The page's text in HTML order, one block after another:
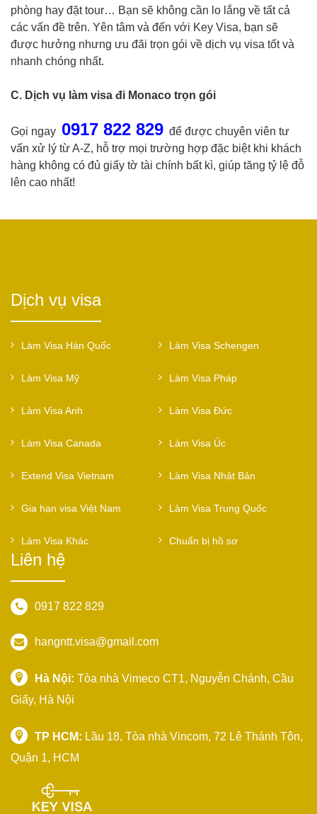
phòng hay đặt tour… Bạn sẽ không cần lo lắng về tất cả
các vấn đề trên. Yên tâm và đến với Key Visa, bạn sẽ
được hưởng nhưng ưu đãi trọn gói về dịch vụ visa tốt và
nhanh chóng nhất.
C. Dịch vụ làm visa đi Monaco trọn gói
Gọi ngay 0917 822 829 để được chuyên viên tư
vấn xử lý từ A-Z, hỗ trợ mọi trường hợp đặc biệt khi khách
hàng không có đủ giấy tờ tài chính bất kì, giúp tăng tỷ lệ đỗ
lên cao nhất!
Dịch vụ visa
Làm Visa Hàn Quốc Làm Visa Schengen
Làm Visa Mỹ Làm Visa Pháp
Làm Visa Anh Làm Visa Đức
Làm Visa Canada Làm Visa Úc
Extend Visa Vietnam Làm Visa Nhật Bản
Gia hạn visa Việt Nam Làm Visa Trung Quốc
Làm Visa Khác Chuẩn bị hồ sơ
Liên hệ
0917 822 829
hangntt.visa@gmail.com
Hà Nội: Tòa nhà Vimeco CT1, Nguyễn Chánh, Cầu
Giấy, Hà Nội
TP HCM: Lầu 18, Tòa nhà Vincom, 72 Lê Thánh Tôn,
Quận 1, HCM